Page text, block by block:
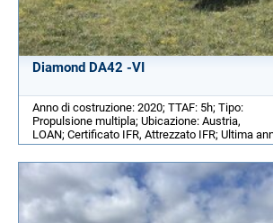
Diamond DA42 -VI
Anno di costruzione: 2020; TTAF: 5h; Tipo:
Propulsione multipla; Ubicazione: Austria,
LOAN; Certificato IFR, Attrezzato IFR; Ultima